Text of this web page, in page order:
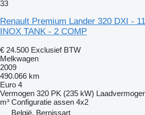
33
Renault Premium Lander 320 DXI -
INOX TANK - 2 COMP
€ 24.500 Exclusief BTW
Melkwagen
2009
490.066 km
Euro 4
Vermogen 320 PK (235 kW)
m³ Configuratie assen 4x2
België, Bernissart